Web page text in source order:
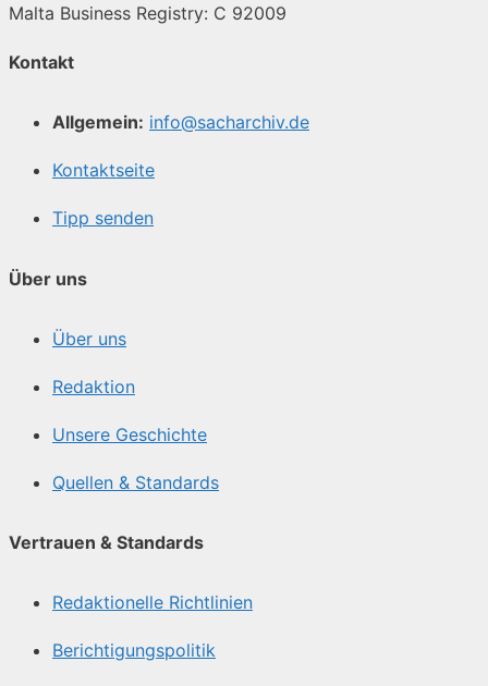
Malta Business Registry: C 92009
Kontakt
Allgemein: info@sacharchiv.de
Kontaktseite
Tipp senden
Über uns
Über uns
Redaktion
Unsere Geschichte
Quellen & Standards
Vertrauen & Standards
Redaktionelle Richtlinien
Berichtigungspolitik